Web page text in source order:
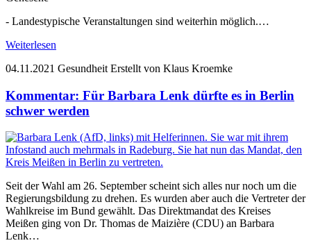
- Landestypische Veranstaltungen sind weiterhin möglich.…
Weiterlesen
04.11.2021 Gesundheit Erstellt von Klaus Kroemke
Kommentar: Für Barbara Lenk dürfte es in Berlin
schwer werden
Seit der Wahl am 26. September scheint sich alles nur noch um die
Regierungsbildung zu drehen. Es wurden aber auch die Vertreter der
Wahlkreise im Bund gewählt. Das Direktmandat des Kreises
Meißen ging von Dr. Thomas de Maizière (CDU) an Barbara
Lenk…